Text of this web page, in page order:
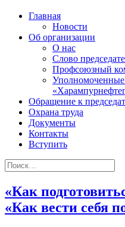
Главная
Новости
Об организации
О нас
Слово
Профсоюзный
Обращение к
Охрана труда
Документы
Контакты
Вступить
«Как
«Как вести себя